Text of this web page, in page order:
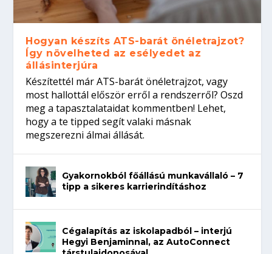
Hogyan készíts ATS-barát önéletrajzot?
Így növelheted az esélyedet az
állásinterjúra
Készítettél már ATS-barát önéletrajzot, vagy
most hallottál először erről a rendszerről? Oszd
meg a tapasztalataidat kommentben! Lehet,
hogy a te tipped segít valaki másnak
megszerezni álmai állását.
Gyakornokból főállású munkavállaló – 7
tipp a sikeres karrierindításhoz
Cégalapítás az iskolapadból – interjú
Hegyi Benjaminnal, az AutoConnect